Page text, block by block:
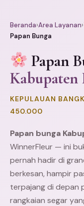
Beranda›Area Layanan›
Papan Bunga
Papan
Kabupaten
KEPULAUAN
450.000
Papan bunga
WinnerFleur — ini
pernah hadir di
berkesan, hampir
terpajang di depan
rangkaian segar